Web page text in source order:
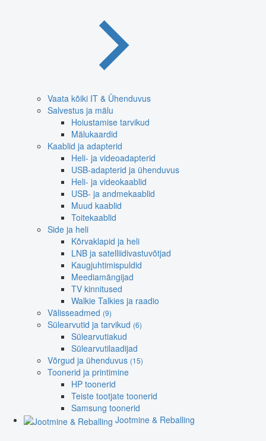
Vaata kõiki IT & Ühenduvus
Salvestus ja mälu
Hoiustamise tarvikud
Mälukaardid
Kaablid ja adapterid
Heli- ja videoadapterid
USB-adapterid ja ühenduvus
Heli- ja videokaablid
USB- ja andmekaablid
Muud kaablid
Toitekaablid
Side ja heli
Kõrvaklapid ja heli
LNB ja satelliidivastuvõtjad
Kaugjuhtimispuldid
Meediamängijad
TV kinnitused
Walkie Talkies ja raadio
Välisseadmed (9)
Sülearvutid ja tarvikud (6)
Sülearvutiakud
Sülearvutilaadijad
Võrgud ja ühenduvus (15)
Toonerid ja printimine
HP toonerid
Teiste tootjate toonerid
Samsung toonerid
Jootmine & Reballing